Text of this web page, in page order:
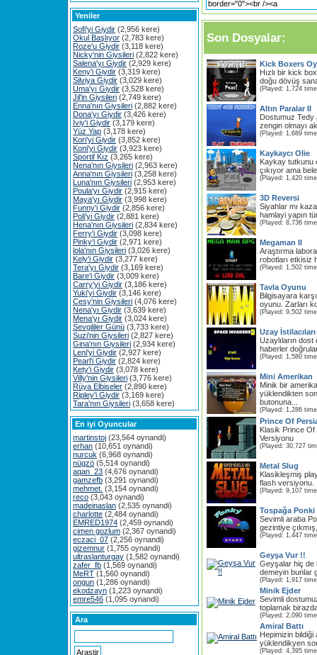
Yeniler
Sofi'yi Giydir (2,956 kere)
Okul Başlıyor (2,783 kere)
Roze'u Giydir (3,118 kere)
Nicky'nin Giysileri (2,822 kere)
Salena'yı Giydir (2,929 kere)
Keny'i Giydir (3,319 kere)
Silviya Giydir (3,029 kere)
Uma'yı Giydir (3,528 kere)
Jil'in Giysileri (2,749 kere)
Enna'nın Giysileri (2,882 kere)
Dona'yı Giydir (3,426 kere)
Iviy'i Giydir (3,179 kere)
Yüz Yap (3,178 kere)
Kori'yi Giydir (3,852 kere)
Koni'yi Giydir (3,923 kere)
Sportif Kız (3,265 kere)
Nena'nın Giysileri (2,963 kere)
Anna'nın Giysileri (3,258 kere)
Luna'nın Giysileri (2,953 kere)
Poula'yı Giydir (2,915 kere)
Maya'yı Giydir (3,998 kere)
Funny'i Giydir (2,856 kere)
Poli'yi Giydir (2,881 kere)
Hena'nın Giysileri (2,834 kere)
Ferry'i Giydir (3,098 kere)
Pinky'i Giydir (2,971 kere)
lola'nın Giysileri (3,026 kere)
Kely'i Giydir (3,277 kere)
Tera'yı Giydir (3,169 kere)
Bare'i Giydir (3,009 kere)
Carry'yi Giydir (3,186 kere)
Yuki'yi Giydir (3,146 kere)
Cesy'nin Giysileri (4,076 kere)
Nena'yı Giydir (3,639 kere)
Mena'yı Giydir (3,024 kere)
Sevgililer Günü (3,733 kere)
Suzi'nin Giysileri (2,827 kere)
Gina'nın Giysileri (2,934 kere)
Leni'yi Giydir (2,927 kere)
Pearl'i Giydir (2,824 kere)
Kety'i Giydir (3,078 kere)
Villy'nin Giysileri (3,776 kere)
Rüya Elbiseler (2,890 kere)
Ripley'i Giydir (3,169 kere)
Tara'nın Giysileri (3,658 kere)
En iyi Oyuncular
martinstoj (23,564 oynandi)
erhan (10,651 oynandi)
nurcuk (6,968 oynandi)
nügzö (5,514 oynandi)
aqan_23 (4,676 oynandi)
gamzefb (3,291 oynandi)
mehmet. (3,154 oynandi)
reco (3,043 oynandi)
madeinaslan (2,535 oynandi)
charlotte (2,484 oynandi)
EMRED1974 (2,459 oynandi)
cimen gozlum (2,367 oynandi)
eczaci_07 (2,256 oynandi)
gizemnur (1,755 oynandi)
ultraslanturgay (1,582 oynandi)
zafer_fb (1,569 oynandi)
MeRT (1,560 oynandi)
ongun (1,286 oynandi)
ekodzayn (1,223 oynandi)
emre546 (1,095 oynandi)
Ara
Son Dosyalar:
Kick Boxers
Hızlı bir kick
doğu dövüş
(Played: 1,724
Altın Paralar II
Dostumuz Tedy
zengin olmayı
(Played: 1,689
Kaykaycı Olie
Kaykay tutkunu
çıkıyor ama
(Played: 1,420
3D Reversi
Siyahlar mı
hamlayi yapın
(Played: 8,736
Megaman II
Araştırma
robotları etkisiz
(Played: 1,502
Tavla Oyunu
Bilgisayara
oyunu. Zarları
(Played: 9,502
Uzay İstilacıları
Uzaylıların dost
haberler
(Played: 1,580
Mini Amerikan
Minik bir
yüklendikten
butonuna...
(Played: 1,286
Prince Of
Klasik Prince
Versiyonu
(Played: 30,727
Metal Slug
Klasikleşmiş
flash versiyonu.
(Played: 9,107
Tospağa Ponki
Sevimli araba
gezintiye
(Played: 1,447
Geyşa Vur !!
Geyşalar hiç de
demeyin bunlar
(Played: 1,917
Minik Ejder
Sevimli
toplamak
(Played: 2,090
Amiral Battı
Hepimizin bildiği
yüklendikyen
(Played: 4,395